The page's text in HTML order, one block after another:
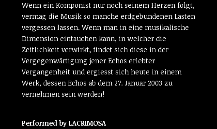
Wenn ein Komponist nur noch seinem Herzen folgt,
vermag die Musik so manche erdgebundenen Lasten
vergessen lassen. Wenn man in eine musikalische
Dimension eintauchen kann, in welcher die
Zeitlichkeit verwirkt, findet sich diese in der
Vergegenwärtigung jener Echos erlebter
Vergangenheit und ergiesst sich heute in einem
Werk, dessen Echos ab dem 27. Januar 2003 zu
vernehmen sein werden!
Performed by LACRIMOSA